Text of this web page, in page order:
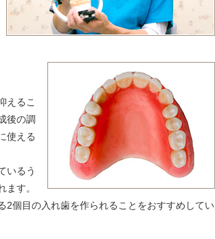
えるこ
後の調
使える
いるう
す。
2個目の入れ歯を作られることをおすすめしてい